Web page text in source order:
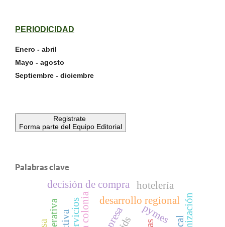
PERIODICIDAD
Enero - abril
Mayo - agosto
Septiembre - diciembre
Registrate
Forma parte del Equipo Editorial
Palabras clave
desarrollo regional
pymes
decisión de compra hotelería